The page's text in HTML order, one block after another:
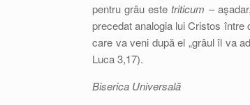
pentru grâu estetriticum –
precedat analogia lui Cristos
care va veni după el „grâul îl va
Luca 3,17).
Biserica Universală